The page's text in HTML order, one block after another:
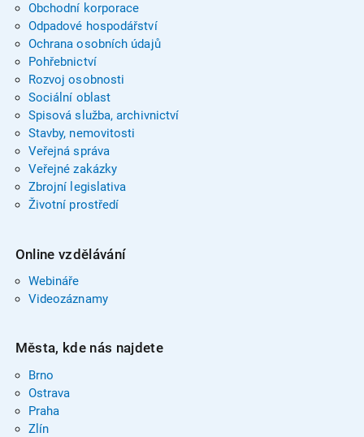
Obchodní korporace
Odpadové hospodářství
Ochrana osobních údajů
Pohřebnictví
Rozvoj osobnosti
Sociální oblast
Spisová služba, archivnictví
Stavby, nemovitosti
Veřejná správa
Veřejné zakázky
Zbrojní legislativa
Životní prostředí
Online vzdělávání
Webináře
Videozáznamy
Města, kde nás najdete
Brno
Ostrava
Praha
Zlín